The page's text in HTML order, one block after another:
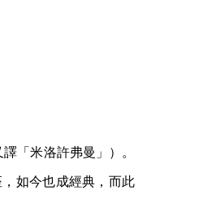
「米洛許弗曼」）。
如今也成經典，而此